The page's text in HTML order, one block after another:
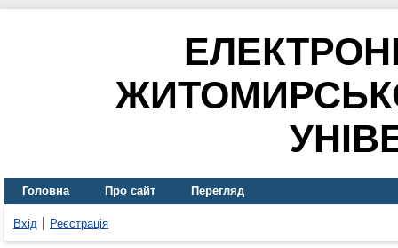
Головна Про сайт Перегляд
Вхід Реєстрація